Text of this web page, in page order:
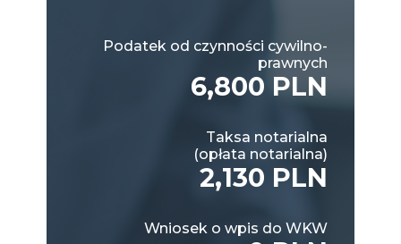
Podatek od czynności cywilno-
prawnych
6,800 PLN
Taksa notarialna
(opłata notarialna)
2,130 PLN
Wniosek o wpis do WKW